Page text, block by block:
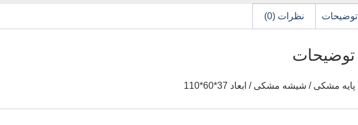
توضیحات نظرات (0)
توضیحات
پایه مشکی / شیشه مشکی / ابعاد 37*60*110